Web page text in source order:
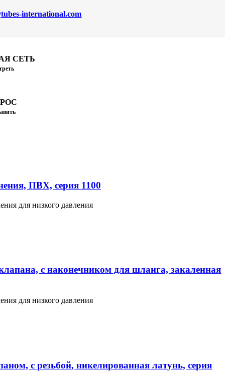
international.com
СЕТЬ
ПВХ, серия 1100
для низкого давления
с наконечником для шланга, закаленная
для низкого давления
с резьбой, никелированная латунь, серия